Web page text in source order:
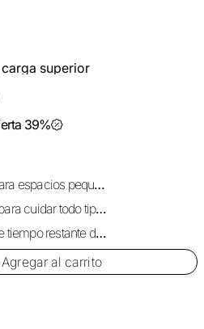
superior
39%
espacios pequeños.
todo tipo de prendas.
restante de ciclo.
Agregar al carrito